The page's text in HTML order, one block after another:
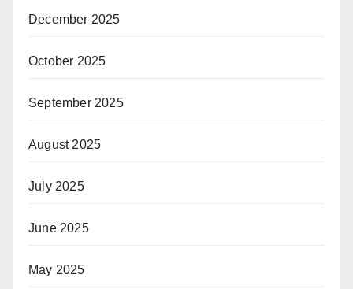
December 2025
October 2025
September 2025
August 2025
July 2025
June 2025
May 2025